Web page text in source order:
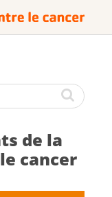
de la
can­cer